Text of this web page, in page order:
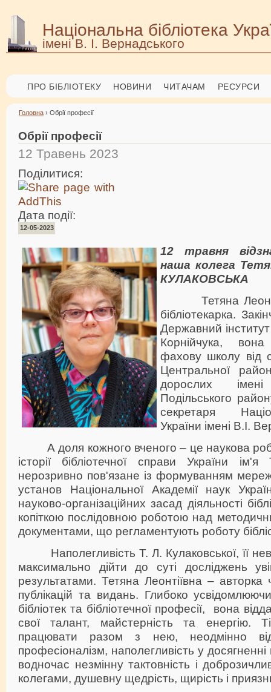
Національна бібліотека
імені В. І. Вернадського
ПРО БІБЛІОТЕКУ НОВИНИ ЧИТАЧАМ РЕСУРСИ
Головна › Обрії професії
Обрії професії
12 Травень 2023
Поділитися:
Дата події:
12-05-2023
12 травня
наша колега
КУЛАКОВСЬКА
Тетяна
бібліотекарка.
Державний
Корнійчука,
фахову школу від
Центральної
дорослих
Подільського
секретаря
України імені В.І.
А доля кожного вченого – це наукова
історії бібліотечної справи України
нерозривно пов'язане із формуванням
установ Національної Академії наук
науково-організаційних засад діяльності
копіткою послідовною роботою над
документами, що регламентують роботу
Наполегливість Т. Л. Кулаковської, її
максимально дійти до суті досліджень
результатами. Тетяна Леонтіївна – авторка
публікацій та видань. Глибоко
бібліотек та бібліотечної професії, вона
свої талант, майстерність та енергію.
працювати разом з нею, неодмінно
професіоналізм, наполегливість у
водночас незмінну тактовність і
колегами, душевну щедрість, щирість і